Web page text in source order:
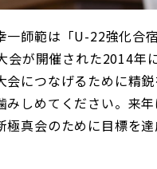
一師範は「U-22強化合
会が開催された2014年
につなげるために精
しめてください。来
真会のために目標を達